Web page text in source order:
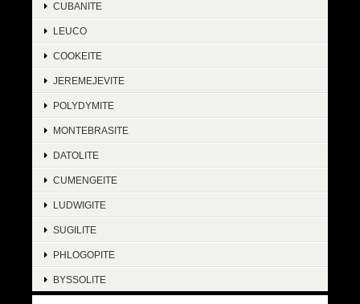
CUBANITE
LEUCO
COOKEITE
JEREMEJEVITE
POLYDYMITE
MONTEBRASITE
DATOLITE
CUMENGEITE
LUDWIGITE
SUGILITE
PHLOGOPITE
BYSSOLITE